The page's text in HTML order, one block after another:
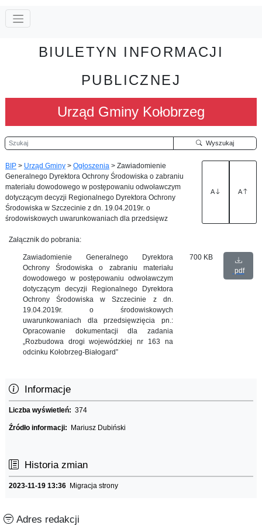
BIULETYN INFORMACJI
PUBLICZNEJ
Urząd Gminy Kołobrzeg
Szukaj Wyszukaj
BIP > Urząd Gminy > Ogłoszenia > Zawiadomienie
Generalnego Dyrektora Ochrony Środowiska o zabraniu
materiału dowodowego w postępowaniu odwoławczym
dotyczącym decyzji Regionalnego Dyrektora Ochrony
Środowiska w Szczecinie z dn. 19.04.2019r. o
środowiskowych uwarunkowaniach dla przedsięwz
A A
Załącznik do pobrania:
Zawiadomienie Generalnego Dyrektora
Ochrony Środowiska o zabraniu materiału
dowodowego w postępowaniu odwoławczym
dotyczącym decyzji Regionalnego Dyrektora
Ochrony Środowiska w Szczecinie z dn.
19.04.2019r. o środowiskowych
uwarunkowaniach dla przedsięwzięcia pn.:
Opracowanie dokumentacji dla zadania
„Rozbudowa drogi wojewódzkiej nr 163 na
odcinku Kołobrzeg-Białogard”
700 KB
pdf
Informacje
Liczba wyświetleń: 374
Źródło informacji: Mariusz Dubiński
Historia zmian
2023-11-19 13:36 Migracja strony
Adres redakcji